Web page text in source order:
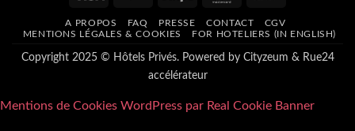
Delivery
A PROPOS FAQ PRESSE CONTACT
CGV
MENTIONS LÉGALES & COOKIES
FOR HOTELIERS (IN ENGLISH)
Copyright 2025 © Hôtels Privés. Powered by Cityzeum & Rue24
accélérateur
Mentions de Cookies WordPress par Real Cookie Banner